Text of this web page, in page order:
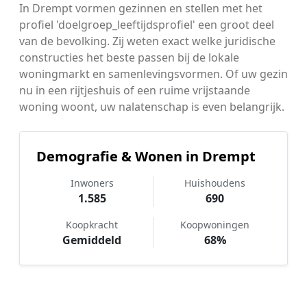
In Drempt vormen gezinnen en stellen met het
profiel 'doelgroep_leeftijdsprofiel' een groot deel
van de bevolking. Zij weten exact welke juridische
constructies het beste passen bij de lokale
woningmarkt en samenlevingsvormen. Of uw gezin
nu in een rijtjeshuis of een ruime vrijstaande
woning woont, uw nalatenschap is even belangrijk.
Demografie & Wonen in Drempt
Inwoners
1.585
Huishoudens
690
Koopkracht
Gemiddeld
Koopwoningen
68%